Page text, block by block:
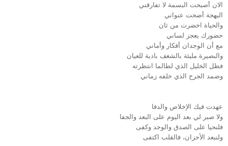
الان أصبحت البسمة لا تفارقني
البهجة أضحت عنواني
والحياة اخضرت من ثان
حضورك يعجز لساني
مع أن الوجدان أفكار وأماني
والبصيرة مليئة بالشغف بادية للعيان
فظل الخليل الذي لطالما انتظرته
وضمد الجرح الذي خلفه زماني
عهدت فيك الإخلاص والدفا
ولا صبر لي بعد اليوم على البعد والجفا
فلنحيا على الصدق والوجد وكفى
ولنبعد الأحزان، فالقلب اكتفى